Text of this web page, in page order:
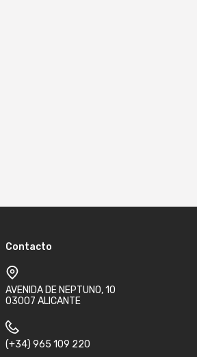
Contacto
AVENIDA DE NEPTUNO, 10
03007 ALICANTE
(+34) 965 109 220